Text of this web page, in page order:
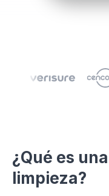
¿Qué es
limpieza?